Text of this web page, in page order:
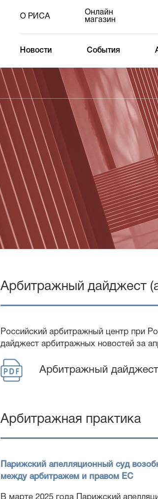
О РИСА
Онлайн
магазин
Новости События
Арбитражный дайджест
Российский арбитражный центр при
дайджест арбитражных новостей за
Арбитражный
Арбитражная практика
Парижский апелляционный суд
между арбитражем и правом ЕС
В марте 2025 года Парижский